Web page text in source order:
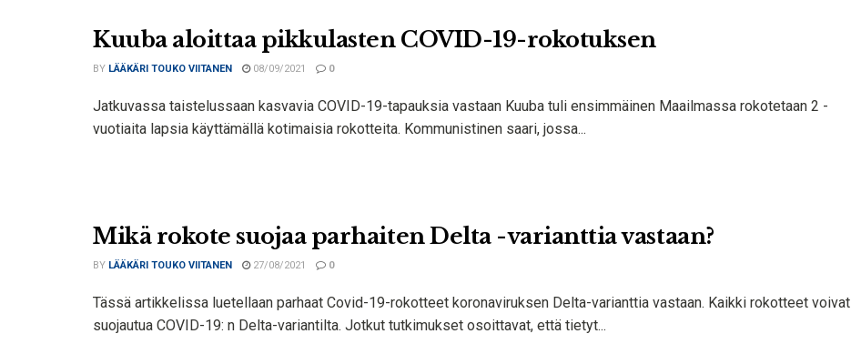
Kuuba aloittaa pikkulasten COVID-19-rokotuksen
BY LÄÄKÄRI TOUKO VIITANEN 08/09/2021 0
Jatkuvassa taistelussaan kasvavia COVID-19-tapauksia vastaan ​​Kuuba tuli ensimmäinen Maailmassa rokotetaan 2 -
vuotiaita lapsia käyttämällä kotimaisia ​​rokotteita. Kommunistinen saari, jossa...
Mikä rokote suojaa parhaiten Delta -varianttia vastaan?
BY LÄÄKÄRI TOUKO VIITANEN 27/08/2021 0
Tässä artikkelissa luetellaan parhaat Covid-19-rokotteet koronaviruksen Delta-varianttia vastaan. Kaikki rokotteet voivat
suojautua COVID-19: n Delta-variantilta. Jotkut tutkimukset osoittavat, että tietyt...